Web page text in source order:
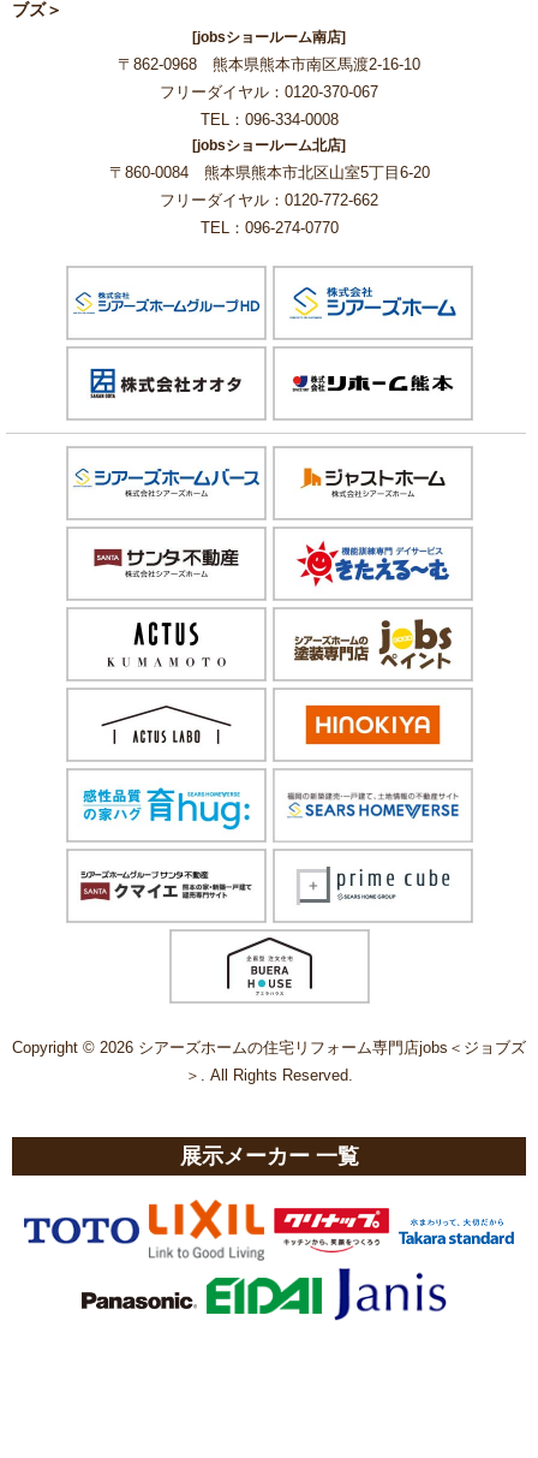
ブズ＞
[jobsショールーム南店]
〒862-0968 熊本県熊本市南区馬渡2-16-10
フリーダイヤル：0120-370-067
TEL：096-334-0008
[jobsショールーム北店]
〒860-0084 熊本県熊本市北区山室5丁目6-20
フリーダイヤル：0120-772-662
TEL：096-274-0770
Copyright © 2026 シアーズホームの住宅リフォーム専門店jobs＜ジョブズ
＞. All Rights Reserved.
展示メーカー 一覧